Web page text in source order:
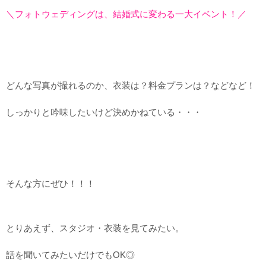
＼フォトウェディングは、結婚式に変わる一大イベント！／
どんな写真が撮れるのか、衣装は？料金プランは？などなど！
しっかりと吟味したいけど決めかねている・・・
そんな方にぜひ！！！
とりあえず、スタジオ・衣装を見てみたい。
話を聞いてみたいだけでもOK◎